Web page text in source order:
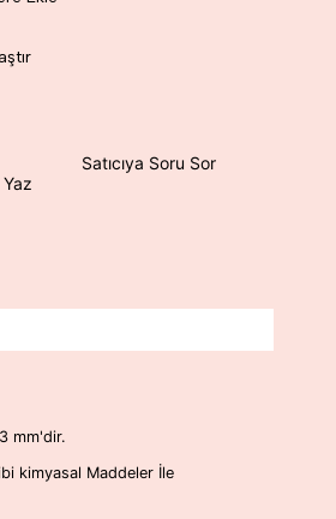
Satıcıya Soru Sor
mm'dir.
kimyasal Maddeler İle